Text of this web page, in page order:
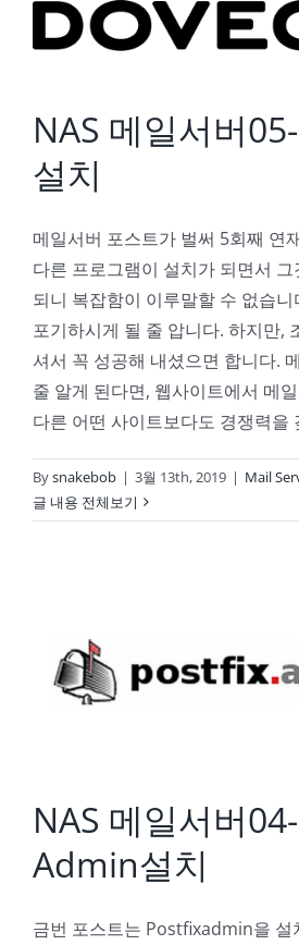
NAS 메일서버
설치
메일서버 포스트가 벌써 5회째 연
다른 프로그램이 설치가 되면서
되니 복잡함이 이루말할 수 없습
포기하시게 될 줄 압니다. 하지만,
셔서 꼭 성공해 내셨으면 합니다.
줄 알게 된다면, 웹사이트에서 메
다른 어떤 사이트보다도 경쟁력을
Bysnakebob | 3월 13th, 2019 | Mail
글 내용 전체보기
NAS 메일서버
Admin설치
금번 포스트는 Postfixadmin을 설